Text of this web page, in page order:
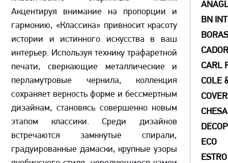
Акцентируя внимание на пропорции и
гармонию, «Классика» привносит красоту
истории и истинного искусства в ваш
интерьер. Используя технику трафаретной
печати, сверкающие металлические и
перламутровые чернила, коллекция
сохраняет верность форме и бессмертным
дизайнам, становясь совершенно новым
этапом классики. Среди дизайнов
встречаются замкнутые спирали,
градуированные дамаски, крупные узоры
BN
CARL
COLE
ECO
ESTRO